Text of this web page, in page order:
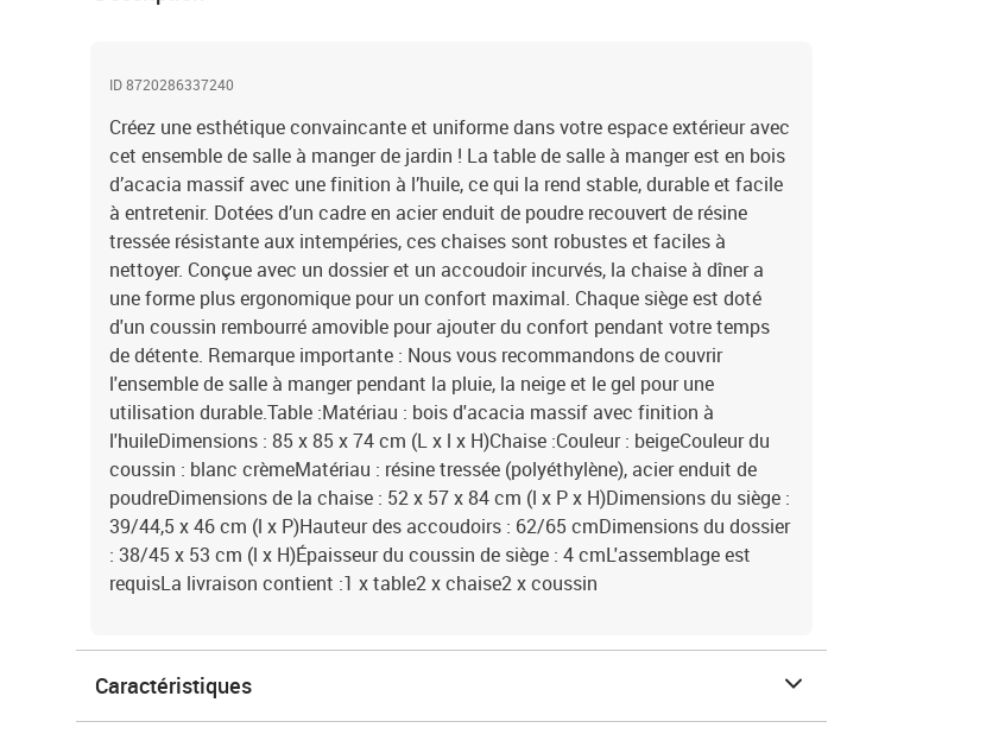
ID 8720286337240
Créez une esthétique convaincante et uniforme dans votre espace extérieur avec
cet ensemble de salle à manger de jardin ! La table de salle à manger est en bois
d’acacia massif avec une finition à l’huile, ce qui la rend stable, durable et facile
à entretenir. Dotées d’un cadre en acier enduit de poudre recouvert de résine
tressée résistante aux intempéries, ces chaises sont robustes et faciles à
nettoyer. Conçue avec un dossier et un accoudoir incurvés, la chaise à dîner a
une forme plus ergonomique pour un confort maximal. Chaque siège est doté
d'un coussin rembourré amovible pour ajouter du confort pendant votre temps
de détente. Remarque importante : Nous vous recommandons de couvrir
l'ensemble de salle à manger pendant la pluie, la neige et le gel pour une
utilisation durable.Table :Matériau : bois d'acacia massif avec finition à
l'huileDimensions : 85 x 85 x 74 cm (L x l x H)Chaise :Couleur : beigeCouleur du
coussin : blanc crèmeMatériau : résine tressée (polyéthylène), acier enduit de
poudreDimensions de la chaise : 52 x 57 x 84 cm (l x P x H)Dimensions du siège :
39/44,5 x 46 cm (l x P)Hauteur des accoudoirs : 62/65 cmDimensions du dossier
: 38/45 x 53 cm (l x H)Épaisseur du coussin de siège : 4 cmL'assemblage est
requisLa livraison contient :1 x table2 x chaise2 x coussin
Caractéristiques